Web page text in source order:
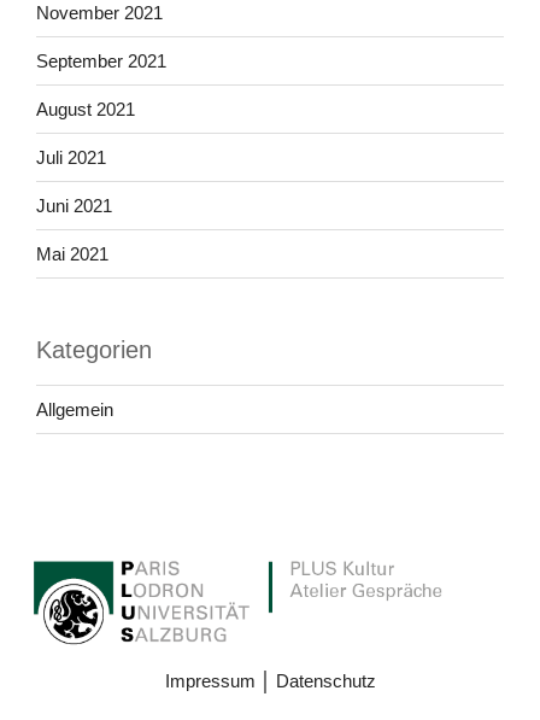
November 2021
September 2021
August 2021
Juli 2021
Juni 2021
Mai 2021
Kategorien
Allgemein
Impressum Datenschutz